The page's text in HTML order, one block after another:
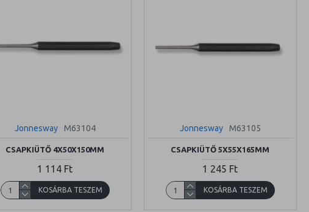
Jonnesway M63104
CSAPKIÜTŐ 4X50X150MM
1 114 Ft
KOSÁRBA TESZEM
Jonnesway M63105
CSAPKIÜTŐ 5X55X165MM
1 245 Ft
KOSÁRBA TESZEM